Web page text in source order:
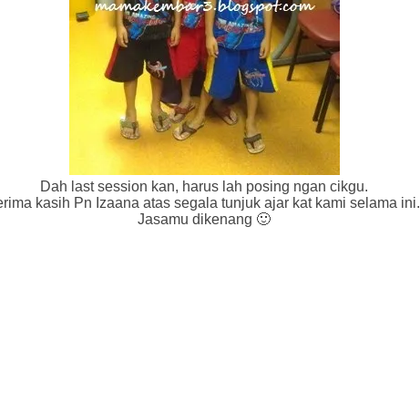
Dah last session kan, harus lah posing ngan cikgu.
kasih Pn Izaana atas segala tunjuk ajar kat kami selama ini.
Jasamu dikenang 🙂